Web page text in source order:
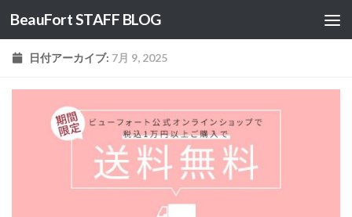
コンテンツへスキップ
BeauFort STAFF BLOG
日付アーカイブ: 7月 9, 2025